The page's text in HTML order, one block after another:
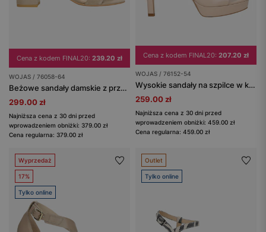
Cena z kodem FINAL20: 239.20 zł
WOJAS / 76058-64
Beżowe sandały damskie z przeplatanymi paskami
299.00 zł
Najniższa cena z 30 dni przed
wprowadzeniem obniżki: 379.00 zł
Cena regularna: 379.00 zł
Cena z kodem FINAL20: 207.20 zł
WOJAS / 76152-54
Wysokie sandały na szpilce w kolorze beżowym
259.00 zł
Najniższa cena z 30 dni przed
wprowadzeniem obniżki: 459.00 zł
Cena regularna: 459.00 zł
Wyprzedaż
17%
Tylko online
Outlet
Tylko online